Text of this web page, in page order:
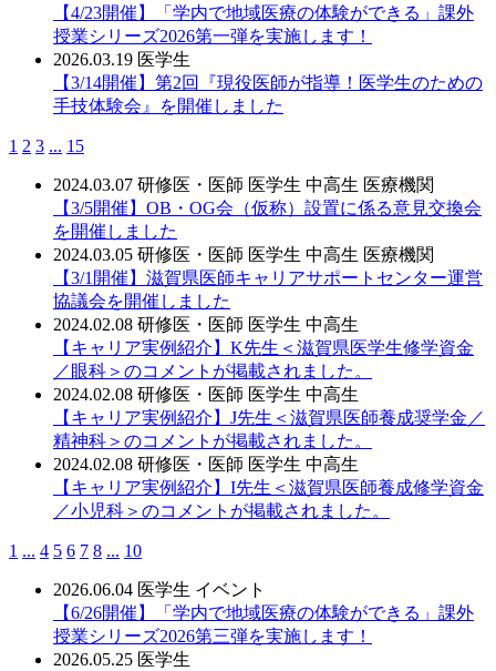
【4/23開催】「学内で地域医療の体験ができる」課外
授業シリーズ2026第一弾を実施します！
2026.03.19 医学生
【3/14開催】第2回『現役医師が指導！医学生のための
手技体験会』を開催しました
1 2 3 ... 15
2024.03.07 研修医・医師 医学生 中高生 医療機関
【3/5開催】OB・OG会（仮称）設置に係る意見交換会
を開催しました
2024.03.05 研修医・医師 医学生 中高生 医療機関
【3/1開催】滋賀県医師キャリアサポートセンター運営
協議会を開催しました
2024.02.08 研修医・医師 医学生 中高生
【キャリア実例紹介】K先生＜滋賀県医学生修学資金
／眼科＞のコメントが掲載されました。
2024.02.08 研修医・医師 医学生 中高生
【キャリア実例紹介】J先生＜滋賀県医師養成奨学金／
精神科＞のコメントが掲載されました。
2024.02.08 研修医・医師 医学生 中高生
【キャリア実例紹介】I先生＜滋賀県医師養成修学資金
／小児科＞のコメントが掲載されました。
1 ... 4 5 6 7 8 ... 10
2026.06.04 医学生 イベント
【6/26開催】「学内で地域医療の体験ができる」課外
授業シリーズ2026第三弾を実施します！
2026.05.25 医学生